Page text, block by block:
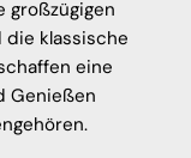
großzügigen
die klassische
eine
Genießen